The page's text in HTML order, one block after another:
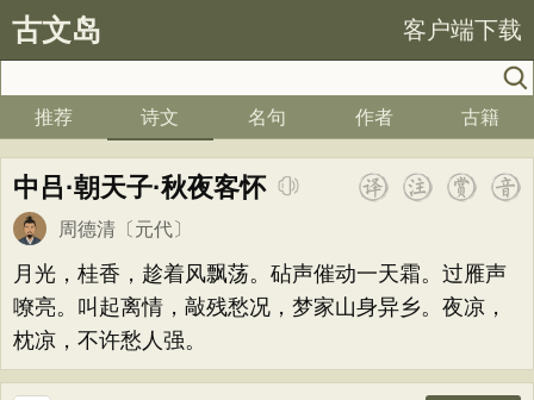
古文岛 客户端下载
推荐 诗文 名句 作者 古籍
中吕·朝天子·秋夜客怀
周德清 〔元代〕
月光，桂香，趁着风飘荡。砧声催动一天霜。过雁声
嘹亮。叫起离情，敲残愁况，梦家山身异乡。夜凉，
枕凉，不许愁人强。